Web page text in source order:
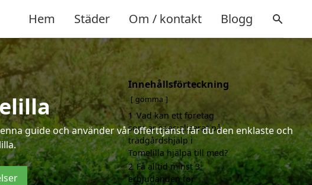
Hem Städer Om / kontakt Blogg
guide och använder vår offerttjänst får du den enklaste och
Innehållsförteckning
gömma
1 Vad kan ett företag
som är specialiserat på
trädgårdshjälp i
Tomelilla hjälpa till med?
2 Få alltid minst 3
erbjudanden för